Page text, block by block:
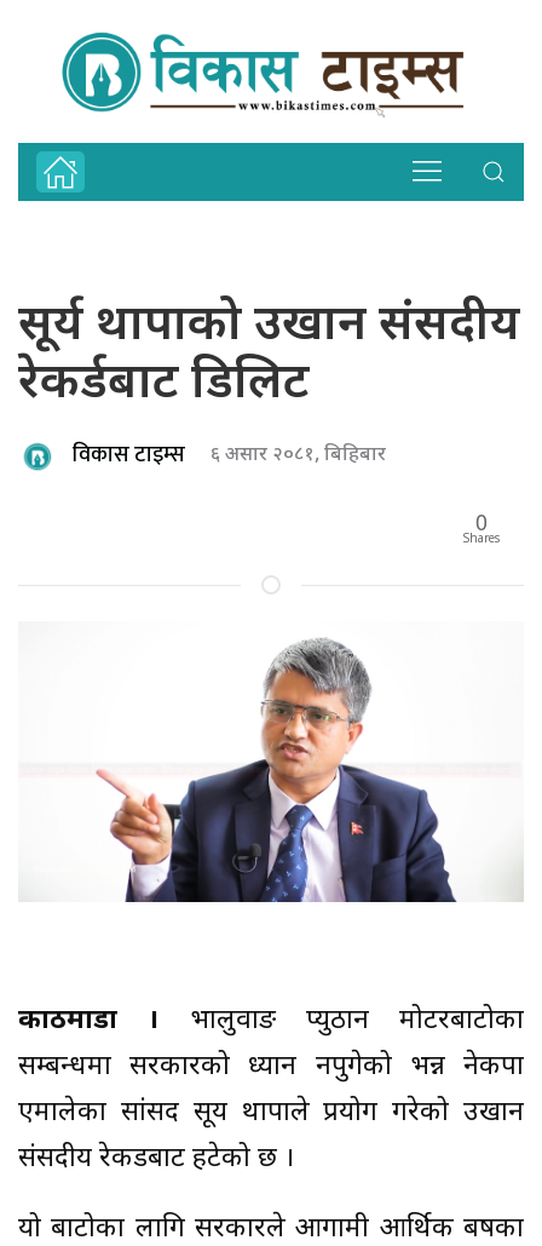
सूर्य थापाको उखान संसदीय
रेकर्डबाट डिलिट
विकास टाइम्स ६ असार २०८१, बिहिबार
0
Shares
काठमाडौं । भालुवाङ प्युठान मोटरबाटोका
सम्बन्धमा सरकारको ध्यान नपुगेको भन्न नेकपा
एमालेका सांसद सूर्य थापाले प्रयोग गरेको उखान
संसदीय रेकर्डबाट हटेको छ ।
यो बाटोका लागि सरकारले आगामी आर्थिक बर्षका